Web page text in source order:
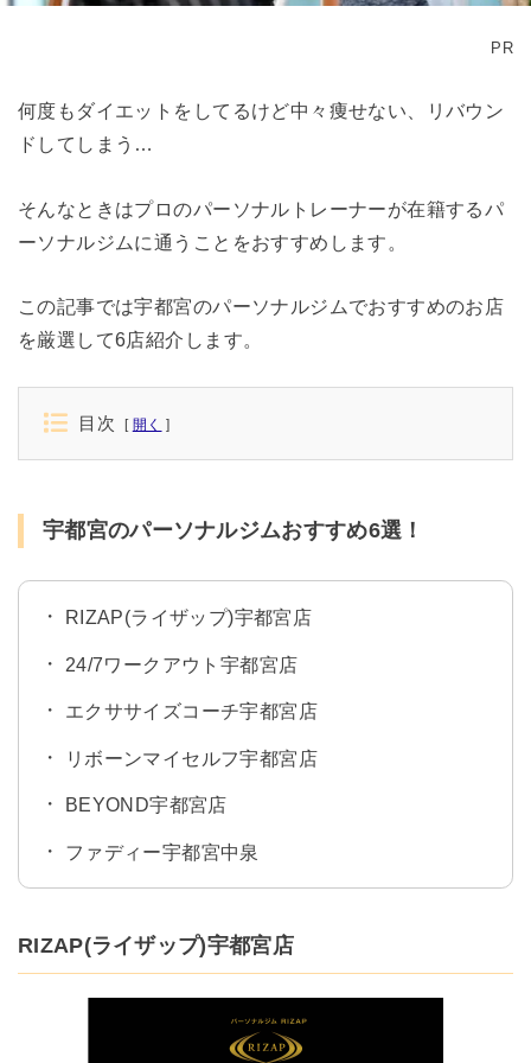
PR
何度もダイエットをしてるけど中々痩せない、リバウン
ドしてしまう…
そんなときはプロのパーソナルトレーナーが在籍するパ
ーソナルジムに通うことをおすすめします。
この記事では宇都宮のパーソナルジムでおすすめのお店
を厳選して6店紹介します。
目次 開く
宇都宮のパーソナルジムおすすめ6選！
RIZAP(ライザップ)宇都宮店
24/7ワークアウト宇都宮店
エクササイズコーチ宇都宮店
リボーンマイセルフ宇都宮店
BEYOND宇都宮店
ファディー宇都宮中泉
RIZAP(ライザップ)宇都宮店